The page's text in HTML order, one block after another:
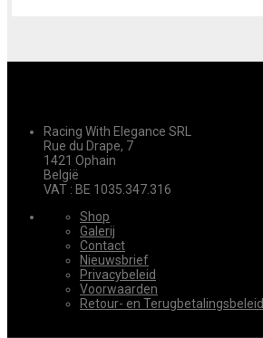
Racing With Elegance SRL
Rue du Drape, 7
1421 Ophain
België
VAT : BE 1035.347.316
Shop
Galerij
Contact
Nieuwsbrief
Privacybeleid
Voorwaarden
Retour- en Terugbetalingsbeleid